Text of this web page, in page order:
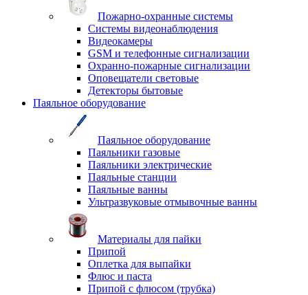
Пожарно-охранные системы
Системы видеонаблюдения
Видеокамеры
GSM и телефонные сигнализации
Охранно-пожарные сигнализации
Оповещатели световые
Детекторы бытовые
Паяльное оборудование
Паяльное оборудование
Паяльники газовые
Паяльники электрические
Паяльные станции
Паяльные ванны
Ультразвуковые отмывочные ванны
Материалы для пайки
Припой
Оплетка для выпайки
Флюс и паста
Припой с флюсом (трубка)